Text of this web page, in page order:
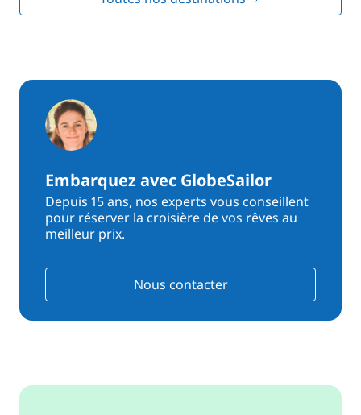
Embarquez avec GlobeSailor
Depuis 15 ans, nos experts vous conseillent
pour réserver la croisière de vos rêves au
meilleur prix.
Nous contacter